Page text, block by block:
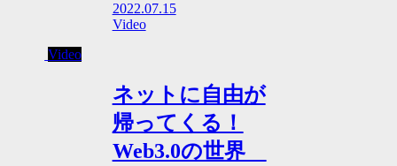
2022.07.15
Video
Video
ネットに自由が
帰ってくる！
Web3.0の世界